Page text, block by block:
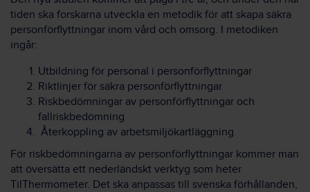
tiden ska forskarna utveckla en metodik för att skapa säkra
personförflyttningar inom vård och omsorg. I metodiken
ingår:
Utbildning för personal i personförflyttningar
Riktlinjer för säkra personförflyttningar
Riskbedömningar av personförflyttningar och
fallriskbedömning
Återkoppling av arbetsmiljökartläggning
För riskbedömningarna av personförflyttningar kommer man
att översätta ett nederländskt verktyg som heter
TilThermometer. Det ska anpassas till svenska förhållanden,